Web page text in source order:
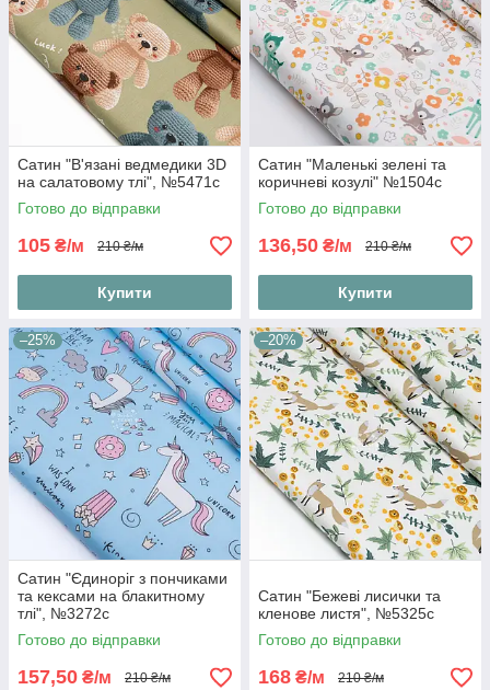
Сатин "В'язані ведмедики 3D
на салатовому тлі", №5471с
Готово до відправки
105 ₴/м 210 ₴/м
Купити
Сатин "Маленькі зелені та
коричневі козулі" №1504с
Готово до відправки
136,50 ₴/м 210 ₴/м
Купити
–25%
Сатин "Єдиноріг з пончиками
та кексами на блакитному
тлі", №3272с
Готово до відправки
157,50 ₴/м 210 ₴/м
–20%
Сатин "Бежеві лисички та
кленове листя", №5325с
Готово до відправки
168 ₴/м 210 ₴/м